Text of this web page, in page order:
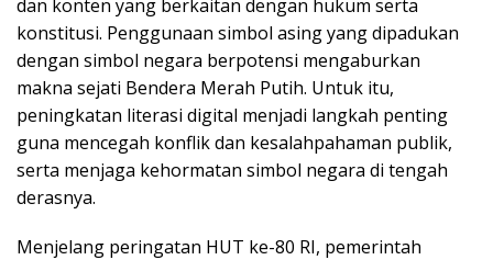
dan konten yang berkaitan dengan hukum serta
konstitusi. Penggunaan simbol asing yang dipadukan
dengan simbol negara berpotensi mengaburkan
makna sejati Bendera Merah Putih. Untuk itu,
peningkatan literasi digital menjadi langkah penting
guna mencegah konflik dan kesalahpahaman publik,
serta menjaga kehormatan simbol negara di tengah
derasnya.
Menjelang peringatan HUT ke-80 RI, pemerintah